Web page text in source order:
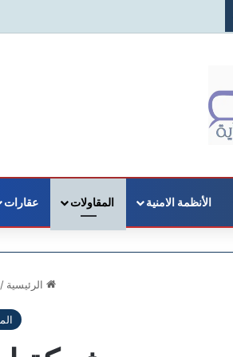
الأنظمة الامنية المقاولات عقارات
الرئيسية /